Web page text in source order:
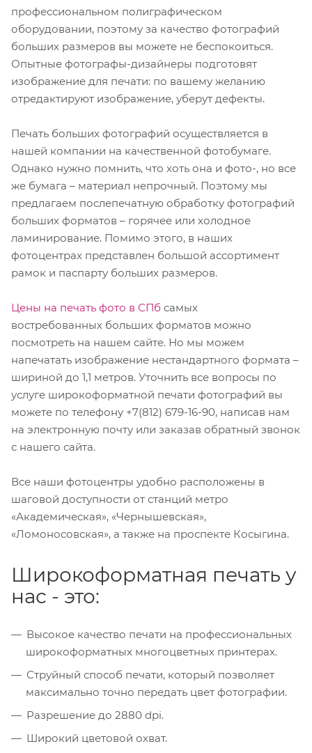
профессиональном полиграфическом
оборудовании, поэтому за качество фотографий
больших размеров вы можете не беспокоиться.
Опытные фотографы-дизайнеры подготовят
изображение для печати: по вашему желанию
отредактируют изображение, уберут дефекты.
Печать больших фотографий осуществляется в
нашей компании на качественной фотобумаге.
Однако нужно помнить, что хоть она и фото-, но все
же бумага – материал непрочный. Поэтому мы
предлагаем послепечатную обработку фотографий
больших форматов – горячее или холодное
ламинирование. Помимо этого, в наших
фотоцентрах представлен большой ассортимент
рамок и паспарту больших размеров.
Цены на печать фото в СПб самых
востребованных больших форматов можно
посмотреть на нашем сайте. Но мы можем
напечатать изображение нестандартного формата –
шириной до 1,1 метров. Уточнить все вопросы по
услуге широкоформатной печати фотографий вы
можете по телефону +7(812) 679-16-90, написав нам
на электронную почту или заказав обратный звонок
с нашего сайта.
Все наши фотоцентры удобно расположены в
шаговой доступности от станций метро
«Академическая», «Чернышевская»,
«Ломоносовская», а также на проспекте Косыгина.
Широкоформатная печать у
нас - это:
Высокое качество печати на профессиональных
широкоформатных многоцветных принтерах.
Струйный способ печати, который позволяет
максимально точно передать цвет фотографии.
Разрешение до 2880 dpi.
Широкий цветовой охват.